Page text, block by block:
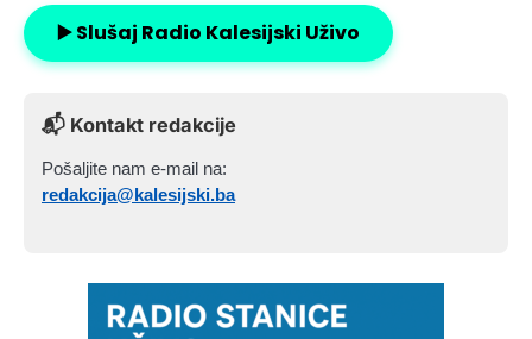
▶️ Slušaj Radio Kalesijski Uživo
📬 Kontakt redakcije
Pošaljite nam e-mail na:
redakcija@kalesijski.ba